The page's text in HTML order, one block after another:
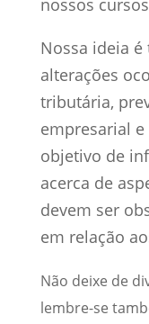
nossos
Nossa ideia
alterações
tributária,
empresarial
objetivo de
acerca de
devem ser
em relação
Não deixe de
lembre-se